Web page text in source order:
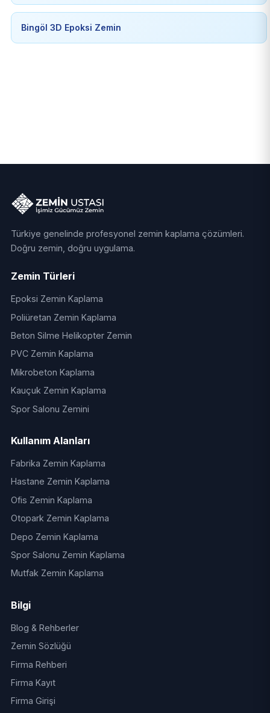
Bingöl 3D Epoksi Zemin
Türkiye genelinde profesyonel zemin kaplama çözümleri.
Doğru zemin, doğru uygulama.
Zemin Türleri
Epoksi Zemin Kaplama
Poliüretan Zemin Kaplama
Beton Silme Helikopter Zemin
PVC Zemin Kaplama
Mikrobeton Kaplama
Kauçuk Zemin Kaplama
Spor Salonu Zemini
Kullanım Alanları
Fabrika Zemin Kaplama
Hastane Zemin Kaplama
Ofis Zemin Kaplama
Otopark Zemin Kaplama
Depo Zemin Kaplama
Spor Salonu Zemin Kaplama
Mutfak Zemin Kaplama
Bilgi
Blog & Rehberler
Zemin Sözlüğü
Firma Rehberi
Firma Kayıt
Firma Girişi